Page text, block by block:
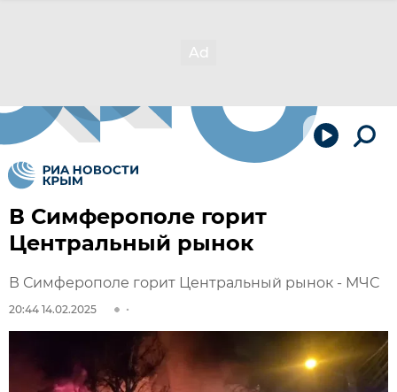
В Симферополе горит
Центральный рынок
В Симферополе горит Центральный рынок - МЧС
20:44 14.02.2025